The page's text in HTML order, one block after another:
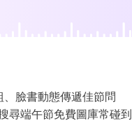
臉書動態傳遞佳節問
尋端午節免費圖庫常碰到